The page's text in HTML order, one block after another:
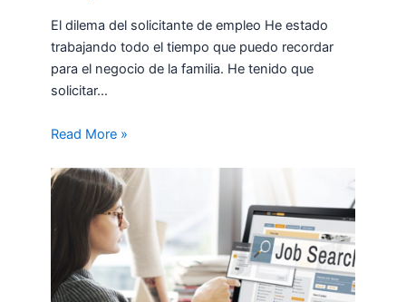
El dilema del solicitante de empleo He estado
trabajando todo el tiempo que puedo recordar
para el negocio de la familia. He tenido que
solicitar…
Read More »